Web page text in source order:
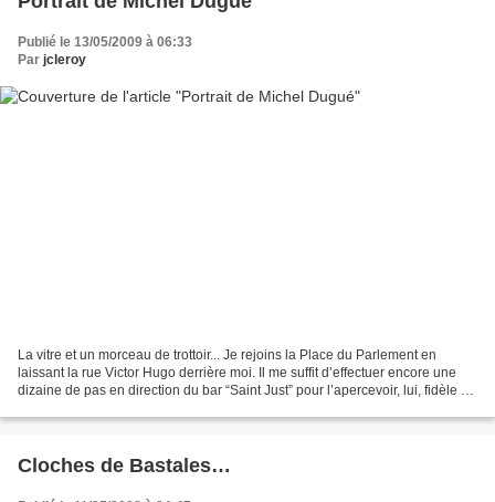
Publié le 13/05/2009 à 06:33
Par jcleroy
La vitre et un morceau de trottoir... Je rejoins la Place du Parlement en
laissant la rue Victor Hugo derrière moi. Il me suffit d’effectuer encore une
dizaine de pas en direction du bar “Saint Just” pour l’apercevoir, lui, fidèle à
Cloches de Bastales…